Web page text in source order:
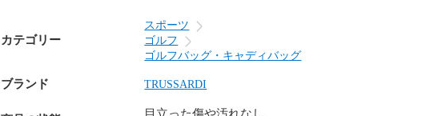
カテゴリー
スポーツ
ゴルフ
ゴルフバッグ・キャディバッグ
ブランド TRUSSARDI